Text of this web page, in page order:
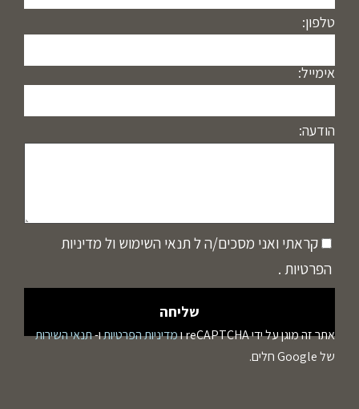
טלפון:
אימייל:
הודעה:
קראתי ואני מסכים/ה לתנאי השימושולמדיניות
הפרטיות.
אתר זה מוגן על ידי reCAPTCHA ו מדיניות הפרטיותו-תנאי השירות
של Google חלים.